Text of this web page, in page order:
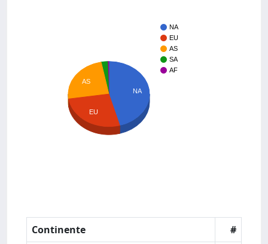
NA
EU
AS
SA
AF
NA
AS
EU
Continente
#